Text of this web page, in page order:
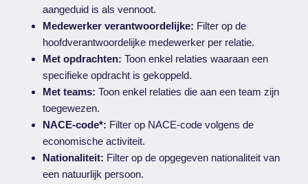
aangeduid is als vennoot.
Medewerker verantwoordelijke: Filter op de
hoofdverantwoordelijke medewerker per relatie.
Met opdrachten: Toon enkel relaties waaraan een
specifieke opdracht is gekoppeld.
Met teams: Toon enkel relaties die aan een team zijn
toegewezen.
NACE-code*: Filter op NACE-code volgens de
economische activiteit.
Nationaliteit: Filter op de opgegeven nationaliteit van
een natuurlijk persoon.